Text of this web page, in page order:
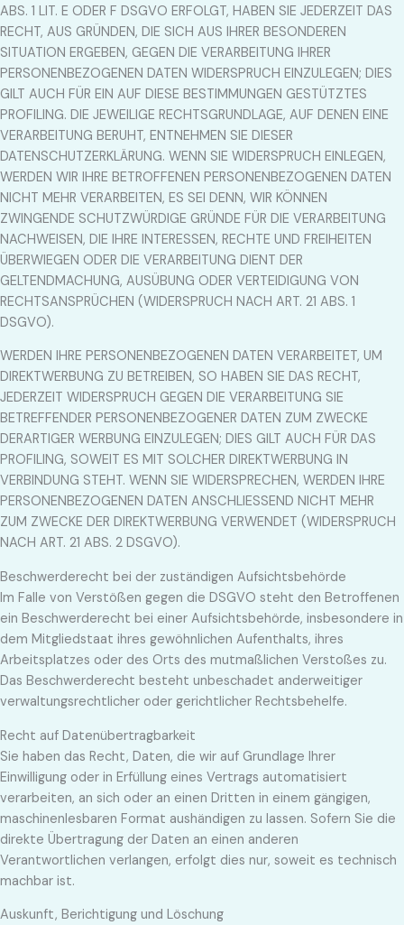
ABS. 1 LIT. E ODER F DSGVO ERFOLGT, HABEN SIE JEDERZEIT DAS
RECHT, AUS GRÜNDEN, DIE SICH AUS IHRER BESONDEREN
SITUATION ERGEBEN, GEGEN DIE VERARBEITUNG IHRER
PERSONENBEZOGENEN DATEN WIDERSPRUCH EINZULEGEN; DIES
GILT AUCH FÜR EIN AUF DIESE BESTIMMUNGEN GESTÜTZTES
PROFILING. DIE JEWEILIGE RECHTSGRUNDLAGE, AUF DENEN EINE
VERARBEITUNG BERUHT, ENTNEHMEN SIE DIESER
DATENSCHUTZERKLÄRUNG. WENN SIE WIDERSPRUCH EINLEGEN,
WERDEN WIR IHRE BETROFFENEN PERSONENBEZOGENEN DATEN
NICHT MEHR VERARBEITEN, ES SEI DENN, WIR KÖNNEN
ZWINGENDE SCHUTZWÜRDIGE GRÜNDE FÜR DIE VERARBEITUNG
NACHWEISEN, DIE IHRE INTERESSEN, RECHTE UND FREIHEITEN
ÜBERWIEGEN ODER DIE VERARBEITUNG DIENT DER
GELTENDMACHUNG, AUSÜBUNG ODER VERTEIDIGUNG VON
RECHTSANSPRÜCHEN (WIDERSPRUCH NACH ART. 21 ABS. 1
DSGVO).
WERDEN IHRE PERSONENBEZOGENEN DATEN VERARBEITET, UM
DIREKTWERBUNG ZU BETREIBEN, SO HABEN SIE DAS RECHT,
JEDERZEIT WIDERSPRUCH GEGEN DIE VERARBEITUNG SIE
BETREFFENDER PERSONENBEZOGENER DATEN ZUM ZWECKE
DERARTIGER WERBUNG EINZULEGEN; DIES GILT AUCH FÜR DAS
PROFILING, SOWEIT ES MIT SOLCHER DIREKTWERBUNG IN
VERBINDUNG STEHT. WENN SIE WIDERSPRECHEN, WERDEN IHRE
PERSONENBEZOGENEN DATEN ANSCHLIESSEND NICHT MEHR
ZUM ZWECKE DER DIREKTWERBUNG VERWENDET (WIDERSPRUCH
NACH ART. 21 ABS. 2 DSGVO).
Beschwerde­recht bei der zuständigen Aufsichts­behörde
Im Falle von Verstößen gegen die DSGVO steht den Betroffenen
ein Beschwerderecht bei einer Aufsichtsbehörde, insbesondere in
dem Mitgliedstaat ihres gewöhnlichen Aufenthalts, ihres
Arbeitsplatzes oder des Orts des mutmaßlichen Verstoßes zu.
Das Beschwerderecht besteht unbeschadet anderweitiger
verwaltungsrechtlicher oder gerichtlicher Rechtsbehelfe.
Recht auf Daten­übertrag­barkeit
Sie haben das Recht, Daten, die wir auf Grundlage Ihrer
Einwilligung oder in Erfüllung eines Vertrags automatisiert
verarbeiten, an sich oder an einen Dritten in einem gängigen,
maschinenlesbaren Format aushändigen zu lassen. Sofern Sie die
direkte Übertragung der Daten an einen anderen
Verantwortlichen verlangen, erfolgt dies nur, soweit es technisch
machbar ist.
Auskunft, Berichtigung und Löschung